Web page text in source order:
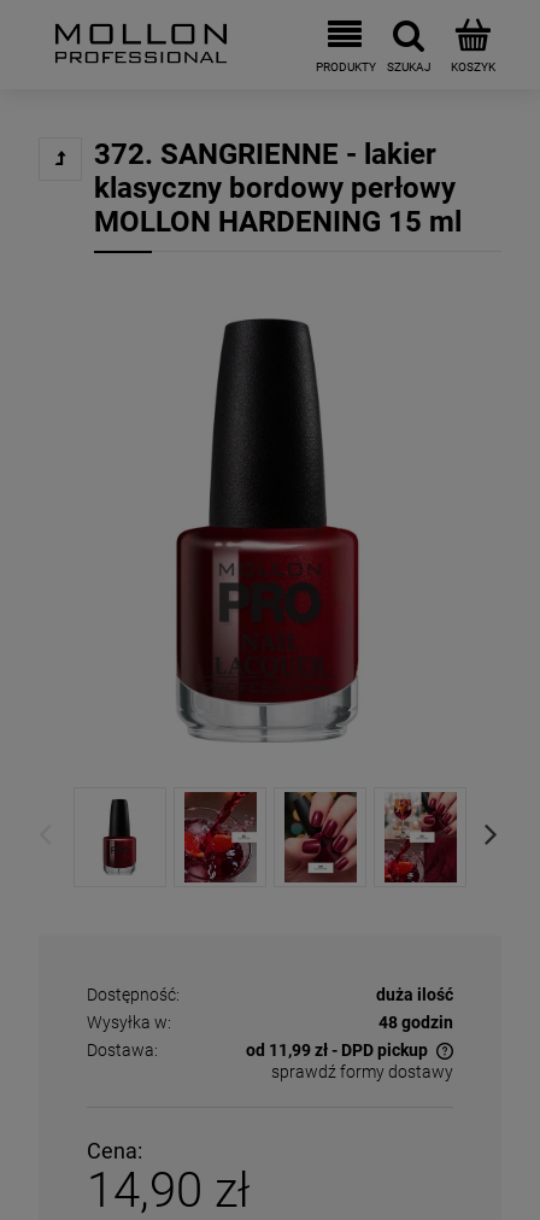
372. SANGRIENNE - lakier
klasyczny bordowy perłowy
MOLLON HARDENING 15 ml
Dostępność:
duża ilość
Wysyłka w:
48 godzin
Dostawa:
od 11,99 zł- DPD pickup
Cena nie zawiera ewentualnych kosztów płatności
sprawdź formy dostawy
Cena:
14,90 zł